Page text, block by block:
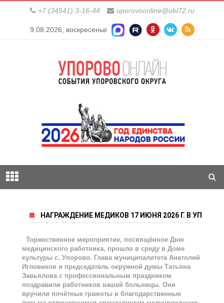
+7 (34541) 3-16-44 uporovoonline@obl72.ru
9.08.2026, воскресенье
НАГРАЖДЕНИЕ МЕДИКОВ 17 ИЮНЯ 2026 Г. В
Торжественное мероприятие, посвящённое Дню
медицинского работника, прошло в среду в Доме
культуры с. Упорово. Глава муниципалитета Анатолий
Игловиков и председатель окружной думы Татьяна
Завьялова с профессиональным праздником
поздравили работников нашей больницы. Они
вручили почётные грамоты и благодарственные